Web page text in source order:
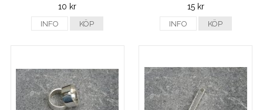
10 kr
INFO KÖP
15 kr
INFO KÖP